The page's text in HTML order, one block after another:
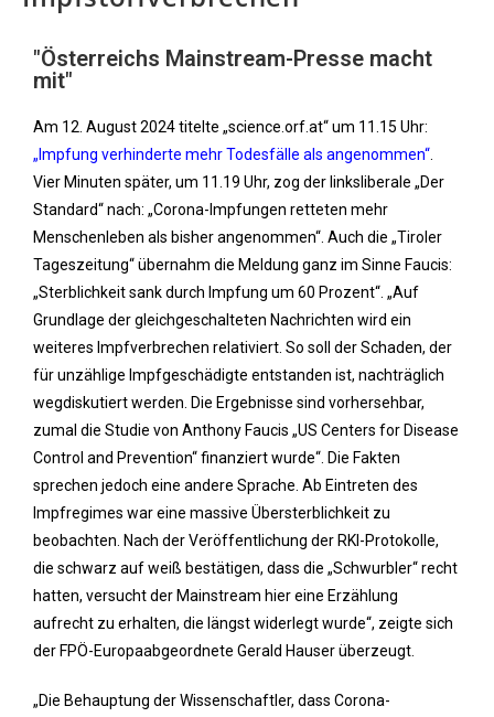
"Österreichs Mainstream-Presse macht
mit"
Am 12. August 2024 titelte „science.orf.at“ um 11.15 Uhr:
„Impfung verhinderte mehr Todesfälle als angenommen“
Vier Minuten später, um 11.19 Uhr, zog der linksliberale „Der
Standard“ nach: „Corona-Impfungen retteten mehr
Menschenleben als bisher angenommen“. Auch die „Tiroler
Tageszeitung“ übernahm die Meldung ganz im Sinne Faucis:
„Sterblichkeit sank durch Impfung um 60 Prozent“. „Auf
Grundlage der gleichgeschalteten Nachrichten wird ein
weiteres Impfverbrechen relativiert. So soll der Schaden, der
für unzählige Impfgeschädigte entstanden ist, nachträglich
wegdiskutiert werden. Die Ergebnisse sind vorhersehbar,
zumal die Studie von Anthony Faucis „US Centers for Disease
Control and Prevention“ finanziert wurde“. Die Fakten
sprechen jedoch eine andere Sprache. Ab Eintreten des
Impfregimes war eine massive Übersterblichkeit zu
beobachten. Nach der Veröffentlichung der RKI-Protokolle,
die schwarz auf weiß bestätigen, dass die „Schwurbler“ recht
hatten, versucht der Mainstream hier eine Erzählung
aufrecht zu erhalten, die längst widerlegt wurde“, zeigte sich
der FPÖ-Europaabgeordnete Gerald Hauser überzeugt.
„Die Behauptung der Wissenschaftler, dass Corona-